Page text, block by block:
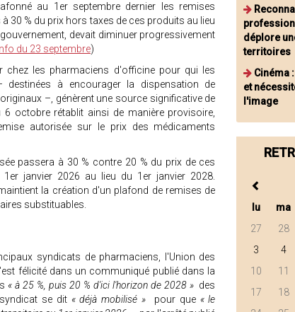
au 1er septembre dernier les remises
30 % du prix hors taxes de ces produits au lieu
devait diminuer progressivement
du 23 septembre)
chez les pharmaciens d'officine pour qui les
à encourager la dispensation de
–, génèrent une source significative de
octobre rétablit ainsi de manière provisoire,
autorisée sur le prix des médicaments
passera à 30 % contre 20 % du prix de ces
janvier 2026 au lieu du 1er janvier 2028.
la création d'un plafond de remises de
substituables.
syndicats de pharmaciens, l'Union des
félicité dans un communiqué publié dans la
« à 25 %, puis 20 % d'ici l'horizon de 2028 » des
se dit « déjà mobilisé » pour que « le
déplore
territoires
Cinéma
et
l'image
lu
ma
27
28
3
4
10
11
17
18